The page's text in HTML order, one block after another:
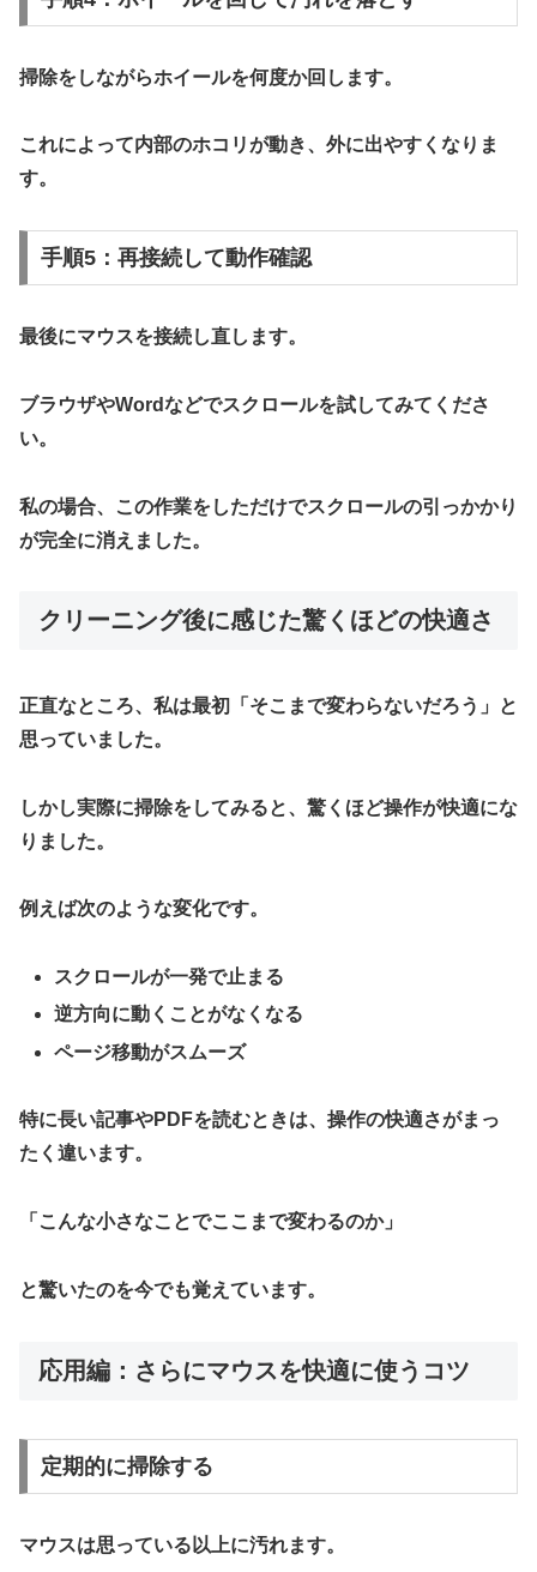
掃除をしながらホイールを何度か回します。
これによって内部のホコリが動き、外に出やすくなりま
す。
手順5：再接続して動作確認
最後にマウスを接続し直します。
ブラウザやWordなどでスクロールを試してみてくださ
い。
私の場合、この作業をしただけでスクロールの引っかかり
が完全に消えました。
クリーニング後に感じた驚くほどの快適さ
正直なところ、私は最初「そこまで変わらないだろう」と
思っていました。
しかし実際に掃除をしてみると、驚くほど操作が快適にな
りました。
例えば次のような変化です。
スクロールが一発で止まる
逆方向に動くことがなくなる
ページ移動がスムーズ
特に長い記事やPDFを読むときは、操作の快適さがまっ
たく違います。
「こんな小さなことでここまで変わるのか」
と驚いたのを今でも覚えています。
応用編：さらにマウスを快適に使うコツ
定期的に掃除する
マウスは思っている以上に汚れます。